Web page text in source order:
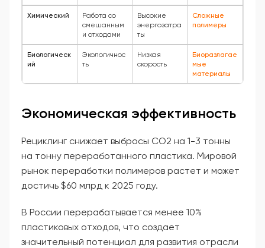
Химический
Работа со
смешанным
и отходами
Высокие
энергозатра
ты
Сложные
полимеры
Биологическ
ий
Экологичнос
ть
Низкая
скорость
Биоразлагае
мые
материалы
Экономическая эффективность
Рециклинг снижает выбросы CO2 на 1-3 тонны
на тонну переработанного пластика. Мировой
рынок переработки полимеров растет и может
достичь $60 млрд к 2025 году.
В России перерабатывается менее 10%
пластиковых отходов, что создает
значительный потенциал для развития отрасли